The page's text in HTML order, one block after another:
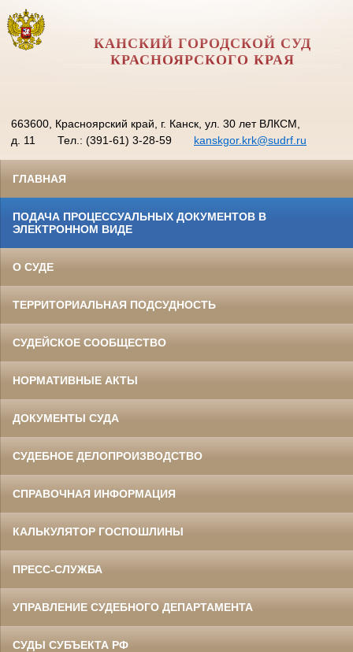
КАНСКИЙ ГОРОДСКОЙ СУД
КРАСНОЯРСКОГО КРАЯ
663600, Красноярский край, г. Канск, ул. 30 лет ВЛКСМ,
д. 11
Тел.: (391-61) 3-28-59 kanskgor.krk@sudrf.ru
ГЛАВНАЯ
ПОДАЧА ПРОЦЕССУАЛЬНЫХ ДОКУМЕНТОВ В
ЭЛЕКТРОННОМ ВИДЕ
О СУДЕ
ТЕРРИТОРИАЛЬНАЯ ПОДСУДНОСТЬ
СУДЕЙСКОЕ СООБЩЕСТВО
НОРМАТИВНЫЕ АКТЫ
ДОКУМЕНТЫ СУДА
СУДЕБНОЕ ДЕЛОПРОИЗВОДСТВО
СПРАВОЧНАЯ ИНФОРМАЦИЯ
КАЛЬКУЛЯТОР ГОСПОШЛИНЫ
ПРЕСС-СЛУЖБА
УПРАВЛЕНИЕ СУДЕБНОГО ДЕПАРТАМЕНТА
СУДЫ СУБЪЕКТА РФ